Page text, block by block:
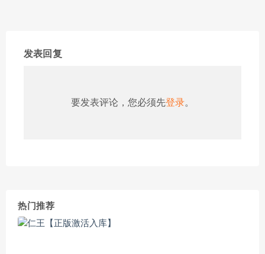
发表回复
要发表评论，您必须先登录。
热门推荐